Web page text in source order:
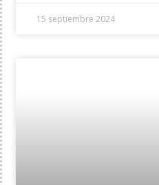
15 septiembre 2024